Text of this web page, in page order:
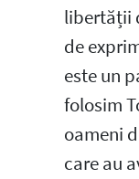
libertății
de
este un
folosim
oameni
care au